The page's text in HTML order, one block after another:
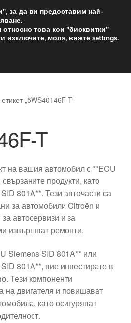
от 12 лв.
по целия свят
„5WS40146F-T“
T
на вашия автомобил с **ECU
продукти, като
801A**. Тези авточасти са
за автомобили Citroën и
автосервизи и за
извършват ремонти.
Siemens SID 801A** или
801A**, вие инвестирате в
Тези компоненти
на двигателя и повишават
като осигуряват
за да ви предоставим най-
това кои "бисквитки"
изключите, моля, вижте settings.